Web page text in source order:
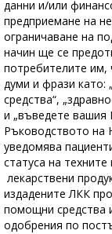
данни и/или
предприемане на
ограничаване на
начин ще се
потребителите им,
думи и фрази като:
средства“,
и „въведете вашия
Ръководството на
уведомява
статуса на
лекарствени
издадените ЛКК
помощни средства
одобрения по